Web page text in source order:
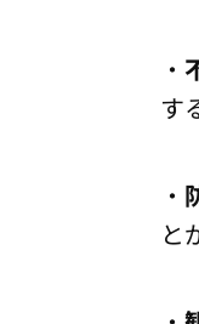
・
す
・
と